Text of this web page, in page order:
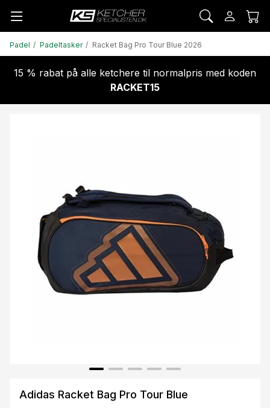
Padel Padeltasker Racket Bag Pro Tour Blue 2026
15 % rabat på alle ketchere til normalpris med koden
RACKET15
Adidas Racket Bag Pro Tour Blue